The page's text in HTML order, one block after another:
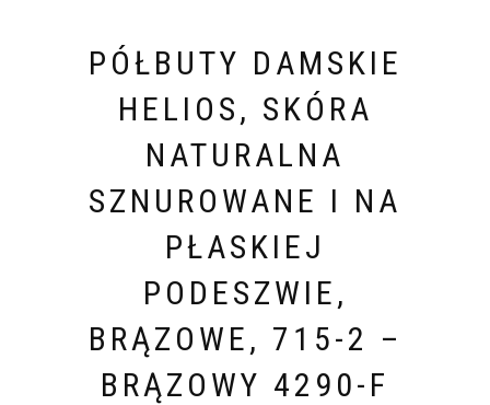
PÓŁBUTY DAMSKIE
HELIOS, SKÓRA
NATURALNA
SZNUROWANE I NA
PŁASKIEJ
PODESZWIE,
BRĄZOWE, 715-2 –
BRĄZOWY 4290-F